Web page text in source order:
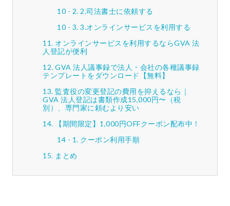
2.司法書士に依頼する
3.オンラインサービスを利用する
オンラインサービスを利用するならGVA 法
人登記が便利
GVA 法人議事録で法人・会社の各種議事録
テンプレートをダウンロード【無料】
監査役の変更登記の費用を抑えるなら｜
GVA 法人登記は書類作成15,000円〜（税
別）、専門家に頼むより安い
【期間限定】1,000円OFFクーポン配布中！
クーポン利用手順
まとめ